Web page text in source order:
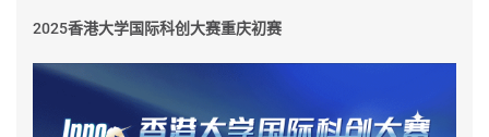
2025香港大学国际科创大赛重庆初赛